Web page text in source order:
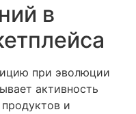
в
при эволюции
активность
продуктов и